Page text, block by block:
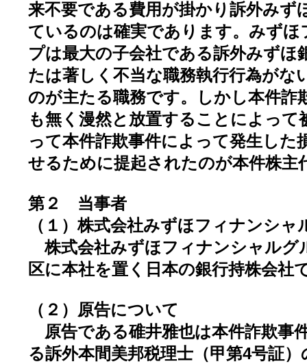
来不要である費用が掛かり訴外みず
ているのは確実であります。みず
プは最大の子会社である訴外みずほ
たは著しく不当な職務執行行為がな
のが主たる職務です。しかし本件詐
も無く漫然と放置することによって
って本件詐欺事件によって発生した
せるために提起されたのが本件株主
第２ 当事者
（１）株式会社みずほフィナンシャ
株式会社みずほフィナンシャルグ
区に本社を置く日本の銀行持株会社
（２）原告について
原告である碓井雅也は本件詐欺事
る訴外本間美邦税理士（甲第4号証